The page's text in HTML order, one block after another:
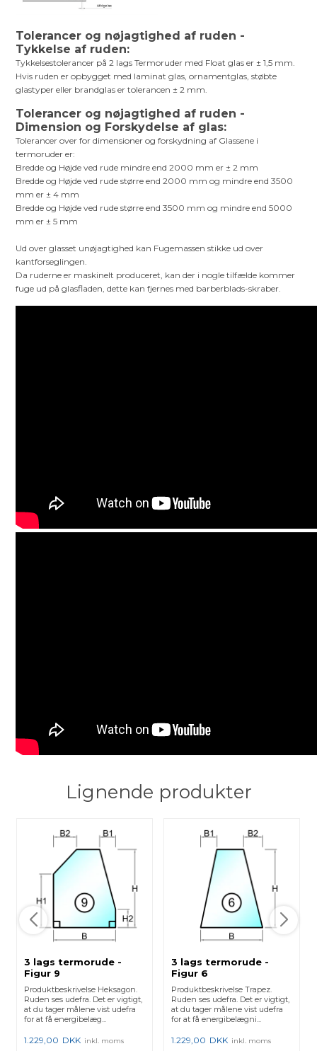
Tolerancer og nøjagtighed af ruden -
Tykkelse af ruden:
Tykkelsestolerancer på 2 lags Termoruder med Float glas er ± 1,5 mm.
Hvis ruden er opbygget med laminat glas, ornamentglas, støbte
glastyper eller brandglas er tolerancen ± 2 mm.
Tolerancer og nøjagtighed af ruden -
Dimension og Forskydelse af glas:
Tolerancer over for dimensioner og forskydning af Glassene i
termoruder er:
Bredde og Højde ved rude mindre end 2000 mm er ± 2 mm
Bredde og Højde ved rude større end 2000 mm og mindre end 3500
mm er ± 4 mm
Bredde og Højde ved rude større end 3500 mm og mindre end 5000
mm er ± 5 mm
Ud over glasset unøjagtighed kan Fugemassen stikke ud over
kantforseglingen.
Da ruderne er maskinelt produceret, kan der i nogle tilfælde kommer
fuge ud på glasfladen, dette kan fjernes med barberblads-skraber.
Lignende produkter
3 lags termorude -
Figur 9
Produktbeskrivelse Heksagon.
Ruden ses udefra. Det er vigtigt,
at du tager målene vist udefra
for at få energibelæg...
1.229,00 DKK inkl. moms
3 lags termorude -
Figur 6
Produktbeskrivelse Trapez.
Ruden ses udefra. Det er vigtigt,
at du tager målene vist udefra
for at få energibelægni...
1.229,00 DKK inkl. moms